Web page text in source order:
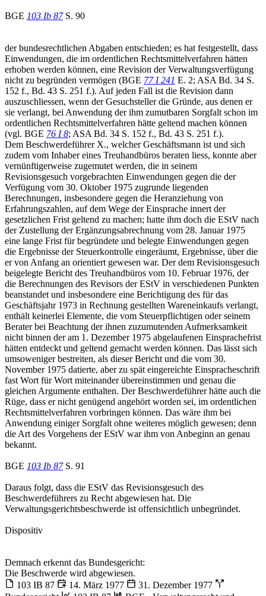
BGE 103 Ib 87S. 90
der bundesrechtlichen Abgaben entschieden; es hat festgestellt, dass
Einwendungen, die im ordentlichen Rechtsmittelverfahren hätten
erhoben werden können, eine Revision der Verwaltungsverfügung
nicht zu begründen vermögen (BGE 77 I 241 E. 2; ASA Bd. 34 S.
152 f., Bd. 43 S. 251 f.). Auf jeden Fall ist die Revision dann
auszuschliessen, wenn der Gesuchsteller die Gründe, aus denen er
sie verlangt, bei Anwendung der ihm zumutbaren Sorgfalt schon im
ordentlichen Rechtsmittelverfahren hätte geltend machen können
(vgl. BGE 76 I 8; ASA Bd. 34 S. 152 f., Bd. 43 S. 251 f.).
Dem Beschwerdeführer X., welcher Geschäftsmann ist und sich
zudem vom Inhaber eines Treuhandbüros beraten liess, konnte aber
vernünftigerweise zugemutet werden, die in seinem
Revisionsgesuch vorgebrachten Einwendungen gegen die der
Verfügung vom 30. Oktober 1975 zugrunde liegenden
Berechnungen, insbesondere gegen die Heranziehung von
Erfahrungszahlen, auf dem Wege der Einsprache innert der
gesetzlichen Frist geltend zu machen; hatte ihm doch die EStV nach
der Zustellung der Ergänzungsabrechnung vom 28. Januar 1975
eine lange Frist für begründete und belegte Einwendungen gegen
die Ergebnisse der Steuerkontrolle eingeräumt, Ergebnisse, über die
er von Anfang an orientiert gewesen war. Der dem Revisionsgesuch
beigelegte Bericht des Treuhandbüros vom 10. Februar 1976, der
die Berechnungen des Revisors der EStV in verschiedenen Punkten
beanstandet und insbesondere eine Berichtigung des für das
Geschäftsjahr 1973 in Rechnung gestellten Wareneinkaufs verlangt,
enthält keinerlei Elemente, die vom Steuerpflichtigen oder seinem
Berater bei Beachtung der ihnen zuzumutenden Aufmerksamkeit
nicht binnen der am 1. Dezember 1975 abgelaufenen Einsprachefrist
hätten entdeckt und geltend gemacht werden können. Das lässt sich
umsoweniger bestreiten, als dieser Bericht und die vom 30.
November 1975 datierte, aber zu spät eingereichte Einspracheschrift
fast Wort für Wort miteinander übereinstimmen und genau die
gleichen Argumente enthalten. Der Beschwerdeführer hätte auch die
Rüge, dass er nicht genügend angehört worden sei, im ordentlichen
Rechtsmittelverfahren vorbringen können. Das wäre ihm bei
Anwendung einiger Sorgfalt ohne weiteres möglich gewesen; denn
die Art des Vorgehens der EStV war ihm von Anbeginn an genau
bekannt.
BGE 103 Ib 87S. 91
Daraus folgt, dass die EStV das Revisionsgesuch des
Beschwerdeführers zu Recht abgewiesen hat. Die
Verwaltungsgerichtsbeschwerde ist offensichtlich unbegründet.
Dispositiv
Demnach erkennt das Bundesgericht:
Die Beschwerde wird abgewiesen.
103 IB 87
14. März 1977
31. Dezember 1977